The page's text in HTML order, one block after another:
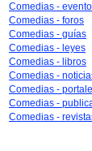
Comedias -
Comedias - foros
Comedias - guías
Comedias - leyes
Comedias - libros
Comedias -
Comedias -
Comedias -
Comedias -